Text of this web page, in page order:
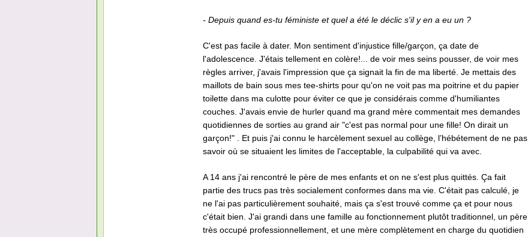
- Depuis quand es-tu féministe et quel a été le déclic s'il y en a eu un ?
C'est pas facile à dater. Mon sentiment d'injustice fille/garçon, ça date de
l'adolescence. J'étais tellement en colère!... de voir mes seins pousser, de voir mes
règles arriver, j'avais l'impression que ça signait la fin de ma liberté. Je mettais des
maillots de bain sous mes tee-shirts pour qu'on ne voit pas ma poitrine et du papier
toilette dans ma culotte pour éviter ce que je considérais comme d'humiliantes
couches. J'avais envie de hurler quand ma grand mère commentait mes demandes
quotidiennes de sorties au grand air "c'est pas normal pour une fille! On dirait un
garçon!" . Et puis j'ai connu le harcèlement sexuel au collège, l’hébétement de ne pas
savoir où se situaient les limites de l'acceptable, la culpabilité qui va avec.
A 14 ans j'ai rencontré le père de mes enfants et on ne s'est plus quittés. Ça fait
partie des trucs pas très socialement conformes dans ma vie. C'était pas calculé, je
ne l'ai pas particulièrement souhaité, mais ça s'est trouvé comme ça et pour nous
c'était bien. J'ai grandi dans une famille au fonctionnement plutôt traditionnel, un père
très occupé professionnellement, et une mère complètement en charge du quotidien